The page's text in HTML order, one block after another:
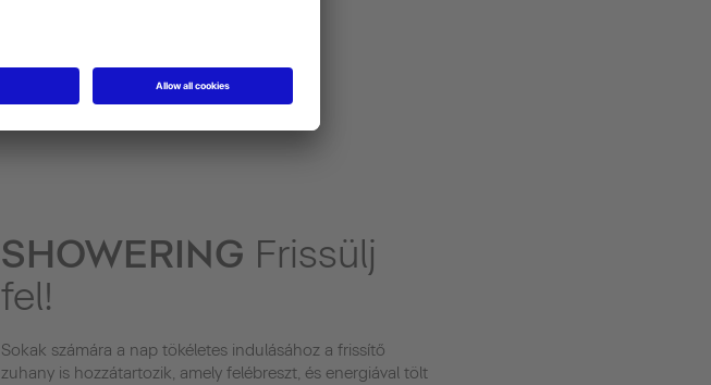
SHOWERING Frissülj
fel!
Sokak számára a nap tökéletes indulásához a frissítő
zuhany is hozzátartozik, amely felébreszt, és energiával tölt